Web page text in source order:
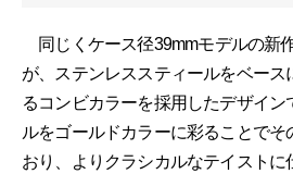
同じくケース径39mmモデルの新
が、ステンレススティールをベース
るコンビカラーを採用したデザイン
ルをゴールドカラーに彩ることでそ
おり、よりクラシカルなテイストに